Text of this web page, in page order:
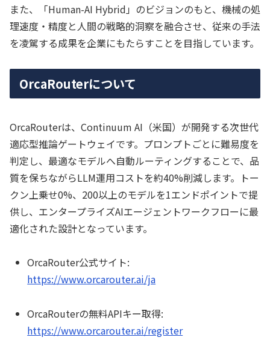
また、「Human-AI Hybrid」のビジョンのもと、機械の処
理速度・精度と人間の戦略的洞察を融合させ、従来の手法
を凌駕する成果を企業にもたらすことを目指しています。
OrcaRouterについて
OrcaRouterは、Continuum AI（米国）が開発する次世代
適応型推論ゲートウェイです。プロンプトごとに難易度を
判定し、最適なモデルへ自動ルーティングすることで、品
質を保ちながらLLM運用コストを約40%削減します。トー
クン上乗せ0%、200以上のモデルを1エンドポイントで提
供し、エンタープライズAIエージェントワークフローに最
適化された設計となっています。
OrcaRouter公式サイト:
https://www.orcarouter.ai/ja
OrcaRouterの無料APIキー取得:
https://www.orcarouter.ai/register